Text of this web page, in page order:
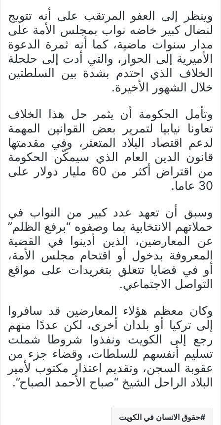
وينظر إلى العفو المرتقب على أنه تتويج
لنضال كبير خاضه نواب بمجلس الأمة على
مدار سنوات ماضية، كما أنه ثمرة الدعوة
الأميرية إلى الحوار، والتي أدت إلى حلحلة
الخلاف الذي احتدم بشدة بين السلطتين
خلال الشهور الأخيرة.
وتأمل الحكومة أن يثمر حل هذا الخلاف
تعاونا نيابيا لتمرير بعض القوانين المهمة
لدعم اقتصاد البلاد المتعثر، وفي مقدمتها
قانون الدين العام الذي سيمكّن الحكومة
من اقتراض أكثر من 60 مليار دولار على
30 عاما.
وسبق أن تعهد عدد كبير من النواب في
حملاتهم الانتخابية بما وصفوه “برفع الظلم”
عن المعارضين، الذين أدينوا في القضية
المعروفة بدخول أو اقتحام مجلس الأمة،
أو في قضايا تتعلق بتغريدات على مواقع
التواصل الاجتماعي.
وكان معظم هؤلاء المعارضين قد سافروا
إلى تركيا أو بلدان أخرى، لكن عددًا منهم
رجع إلى الكويت ونفذوا شروطا شملت
تسليم أنفسهم للسلطات، وقضاء جزء من
عقوبة السجن، وتقديم اعتذار مكتوب لأمير
البلاد الراحل الشيخ “صباح الأحمد الصباح”.
حقوق الانسان في الكويت